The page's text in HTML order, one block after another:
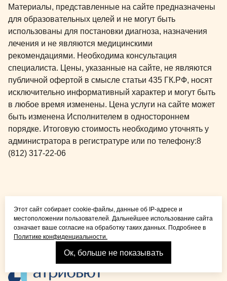
Материалы, представленные на сайте предназначены
для образовательных целей и не могут быть
использованы для постановки диагноза, назначения
лечения и не являются медицинскими
рекомендациями. Необходима консультация
специалиста. Цены, указанные на сайте, не являются
публичной офертой в смысле статьи 435 ГК.РФ, носят
исключительно информативный характер и могут быть
в любое время изменены. Цена услуги на сайте может
быть изменена Исполнителем в одностороннем
порядке. Итоговую стоимость необходимо уточнять у
администратора в регистратуре или по телефону:8
(812) 317-22-06
детей и взрослых
Взрослая стоматология
Этот сайт собирает cookie-файлы, данные об IP-адресе и
местоположении пользователей. Дальнейшее использование сайта
означает ваше согласие на обработку таких данных. Подробнее в
Политике конфиденциальности.
Ок, больше не показывать